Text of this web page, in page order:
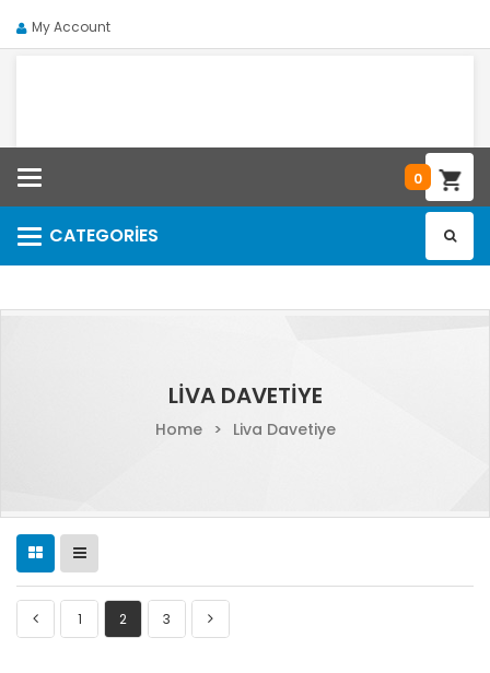
My Account
0
CATEGORIES
Categories
LIVA DAVETIYE
Home > Liva Davetiye
1 2 3